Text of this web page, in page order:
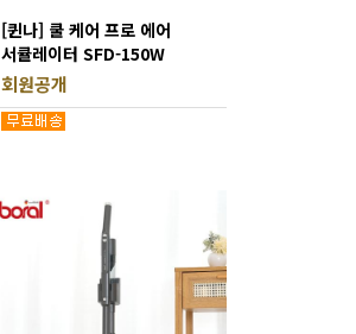
[퀸나] 쿨 케어 프로 에어
서큘레이터 SFD-150W
회원공개